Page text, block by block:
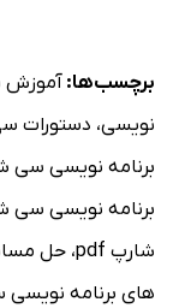
برچسب‌ها:آموزش
نویسی، دستورات
برنامه نویسی سی
برنامه نویسی سی
شارپ pdf
، حل
های برنامه